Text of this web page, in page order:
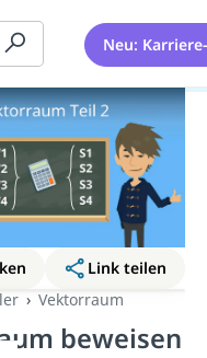
Neu:
Link teilen
Vektorraum
beweisen